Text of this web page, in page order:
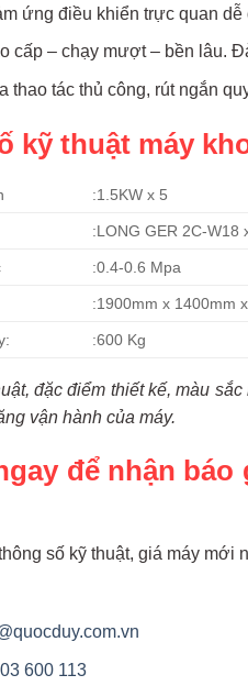
ứng điều khiển trực quan dễ
cấp – chạy mượt – bền lâu.
thao tác thủ công, rút ngắn
kỹ thuật máy
:1.5KW x 5
:LONG GER 2C-W18
:0.4-0.6 Mpa
:1900mm x 1400mm
:600 Kg
đặc điểm thiết kế, màu
vận hành của máy.
để nhận
số kỹ thuật, giá máy mới
600 113